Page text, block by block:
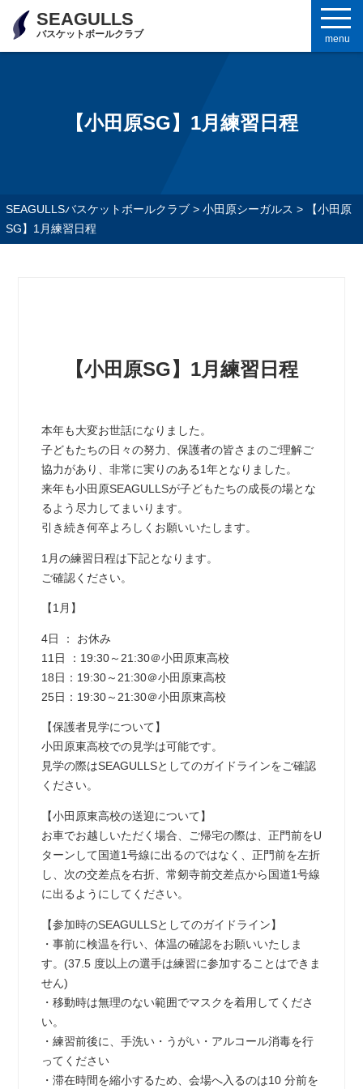
SEAGULLS
バスケットボールクラブ menu
【小田原SG】1月練習日程
SEAGULLSバスケットボールクラブ> 小田原シーガルス >
【小田原
SG】1月練習日程
【小田原SG】1月練習日程
本年も大変お世話になりました。
子どもたちの日々の努力、保護者の皆さまのご理解ご
協力があり、非常に実りのある1年となりました。
来年も小田原SEAGULLSが子どもたちの成長の場とな
るよう尽力してまいります。
引き続き何卒よろしくお願いいたします。
1月の練習日程は下記となります。
ご確認ください。
【1月】
4日 ： お休み
11日 ：19:30～21:30＠小田原東高校
18日：19:30～21:30＠小田原東高校
25日：19:30～21:30＠小田原東高校
【保護者見学について】
小田原東高校での見学は可能です。
見学の際はSEAGULLSとしてのガイドラインをご確認
ください。
【小田原東高校の送迎について】
お車でお越しいただく場合、ご帰宅の際は、正門前をU
ターンして国道1号線に出るのではなく、正門前を左折
し、次の交差点を右折、常剱寺前交差点から国道1号線
に出るようにしてください。
【参加時のSEAGULLSとしてのガイドライン】
・事前に検温を行い、体温の確認をお願いいたしま
す。(37.5 度以上の選手は練習に参加することはできま
せん)
・移動時は無理のない範囲でマスクを着用してくださ
い。
・練習前後に、手洗い・うがい・アルコール消毒を行
ってください
・滞在時間を縮小するため、会場へ入るのは10 分前を